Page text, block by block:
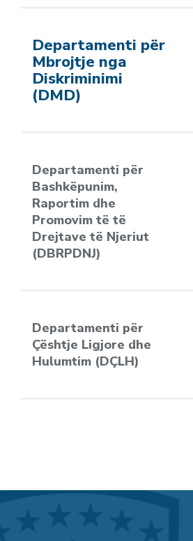
Departamenti për
Mbrojtje nga
Diskriminimi
(DMD)
Departamenti për
Bashkëpunim,
Raportim dhe
Promovim të të
Drejtave të Njeriut
(DBRPDNJ)
Departamenti për
Çështje Ligjore dhe
Hulumtim (DÇLH)